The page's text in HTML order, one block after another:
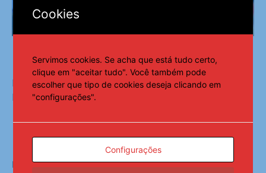
Ministro do Trabalho, Luiz Marinho, no programa Bom Dia,
Ministro –Fabio Rodrigues-Pozzebom/ Agência Brasil
Combate a irregularidades
Dessa forma, o governo pretende ter melhores
Cookies
Servimos cookies. Se acha que está tudo certo,
clique em "aceitar tudo". Você também pode
escolher que tipo de cookies deseja clicando em
"configurações".
Configurações